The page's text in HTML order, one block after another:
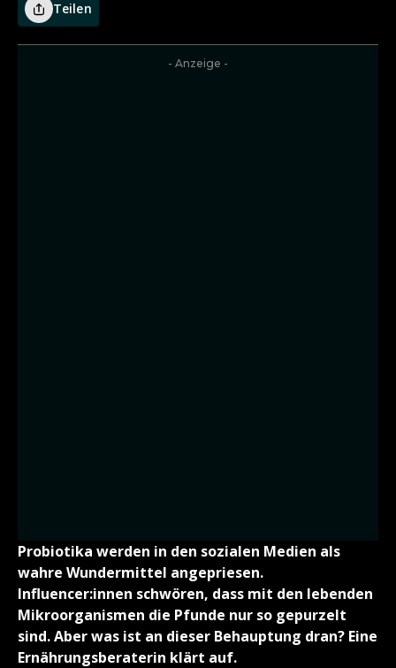
Teilen
- Anzeige -
Probiotika werden in den sozialen Medien als
wahre Wundermittel angepriesen.
Influencer:innen schwören, dass mit den lebenden
Mikroorganismen die Pfunde nur so gepurzelt
sind. Aber was ist an dieser Behauptung dran? Eine
Ernährungsberaterin klärt auf.